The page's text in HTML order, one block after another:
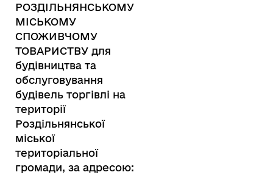
РОЗДІЛЬНЯНСЬКОМУ
МІСЬКОМУ
СПОЖИВЧОМУ
ТОВАРИСТВУ для
будівництва та
обслуговування
будівель торгівлі на
території
Роздільнянської
міської
територіальної
громади, за адресою: